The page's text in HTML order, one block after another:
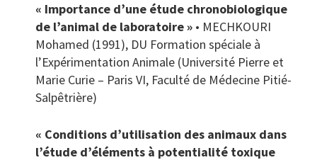
« Importance d’une étude chronobiologique
de l’animal de laboratoire » • MECHKOURI
Mohamed (1991), DU Formation spéciale à
l’Expérimentation Animale (Université Pierre et
Marie Curie – Paris VI, Faculté de Médecine Pitié-
Salpêtrière)
« Conditions d’utilisation des animaux dans
l’étude d’éléments à potentialité toxique